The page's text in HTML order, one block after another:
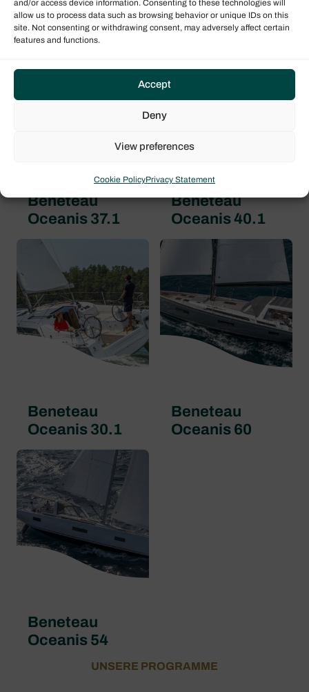
and/or access device information. Consenting to these technologies will
allow us to process data such as browsing behavior or unique IDs on this
site. Not consenting or withdrawing consent, may adversely affect certain
features and functions.
Accept
Deny
View preferences
Cookie PolicyPrivacy Statement
Oceanis 47 Oceanis 34.1
Beneteau
Oceanis 37.1
Beneteau
Oceanis 40.1
Beneteau
Oceanis 30.1
Beneteau
Oceanis 60
Beneteau
Oceanis 54
UNSERE PROGRAMME